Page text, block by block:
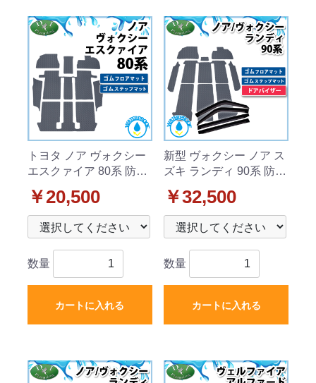
トヨタ ノア ヴォクシー
エスクァイア 80系 防水
ップマット ラバータイ
プ
￥20,500
数量
カートに入れる
新型 ヴォクシー ノア ス
ズキ ランディ 90系 防水
ム幅広ステップマット
＆ サイドバイザー ラバ
ータイプ 社外新品
￥32,500
数量
カートに入れる